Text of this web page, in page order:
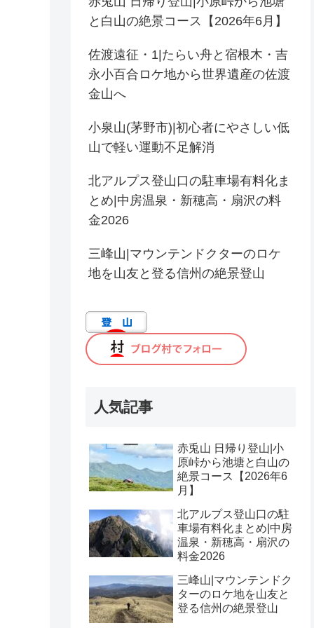
と白山の絶景コース【2026年6月】
佐渡遠征・1|たらい舟と宿根木・吉
永小百合ロケ地から世界遺産の佐渡
金山へ
小泉山(茅野市)|初心者にやさしい低
山で軽い運動不足解消
北アルプス登山口の駐車場有料化ま
とめ|中房温泉・新穂高・扇沢の料
金2026
三峰山|マウンテンドクターのロケ
地を山友と登る信州の絶景登山
人気記事
赤兎山 日帰り登山|小
原峠から池塘と白山の
絶景コース【2026年6
月】
北アルプス登山口の駐
車場有料化まとめ|中房
温泉・新穂高・扇沢の
料金2026
三峰山|マウンテンドク
ターのロケ地を山友と
登る信州の絶景登山